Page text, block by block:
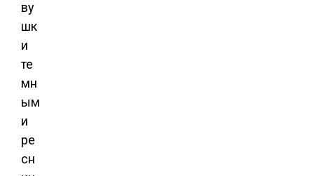
ву
шк
и
те
мн
ым
и
ре
сн